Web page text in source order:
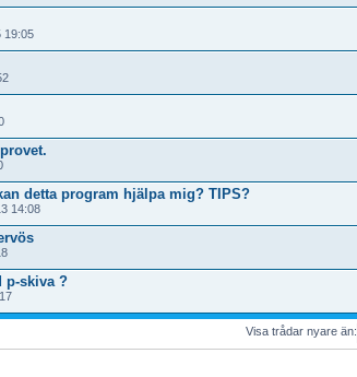
19:05
detta program hjälpa mig? TIPS?
14:08
p-skiva ?
Visa trådar nyare än: